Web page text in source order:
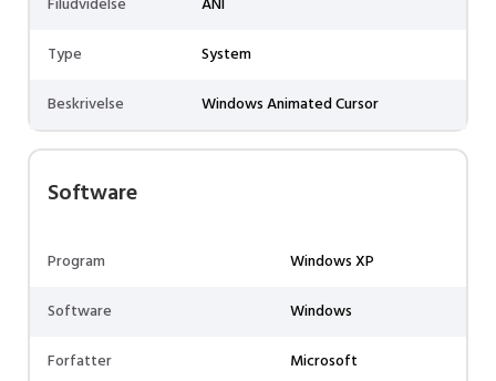
Type
System
Beskrivelse
Windows Animated Cursor
Software
Program
Windows XP
Software
Windows
Forfatter
Microsoft